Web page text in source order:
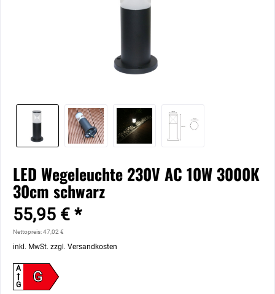
LED Wegeleuchte 230V AC 10W 3000K
30cm schwarz
55,95 € *
Nettopreis: 47,02 €
inkl. MwSt. zzgl. Versandkosten
G
A
G